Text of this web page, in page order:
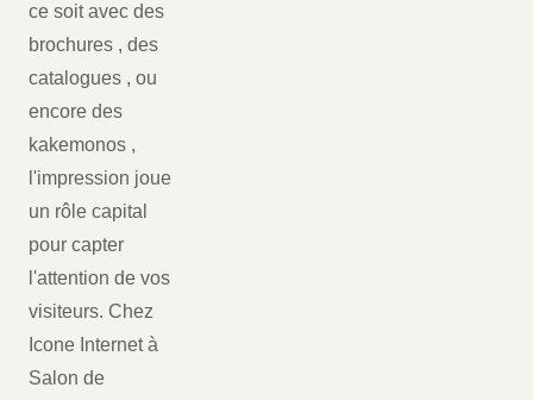
ce soit avec des
brochures , des
catalogues , ou
encore des
kakemonos ,
l'impression joue
un rôle capital
pour capter
l'attention de vos
visiteurs. Chez
Icone Internet à
Salon de